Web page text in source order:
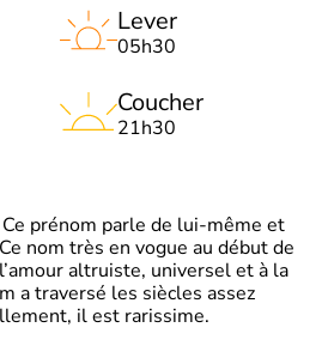
Lever
05h30
Coucher
21h30
prénom parle de lui-même et
nom très en vogue au début de
altruiste, universel et à la
a traversé les siècles assez
il est rarissime.